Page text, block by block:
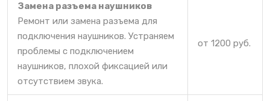
Замена разъема наушников
Ремонт или замена разъема для
подключения наушников. Устраняем
проблемы с подключением
наушников, плохой фиксацией или
отсутствием звука.
от 1200 руб.